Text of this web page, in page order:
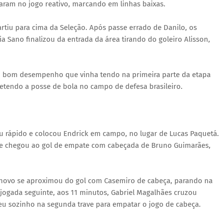
no jogo reativo, marcando em linhas baixas.
para cima da Seleção. Após passe errado de Danilo, os
Sano finalizou da entrada da área tirando do goleiro Alisson,
desempenho que vinha tendo na primeira parte da etapa
a posse de bola no campo de defesa brasileiro.
e colocou Endrick em campo, no lugar de Lucas Paquetá.
ao gol de empate com cabeçada de Bruno Guimarães,
se aproximou do gol com Casemiro de cabeça, parando na
seguinte, aos 11 minutos, Gabriel Magalhães cruzou
sozinho na segunda trave para empatar o jogo de cabeça.